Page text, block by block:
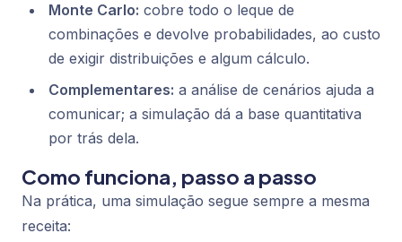
Monte Carlo: cobre todo o leque de
combinações e devolve probabilidades, ao custo
de exigir distribuições e algum cálculo.
Complementares: a análise de cenários ajuda a
comunicar; a simulação dá a base quantitativa
por trás dela.
Como funciona, passo a passo
Na prática, uma simulação segue sempre a mesma
receita: